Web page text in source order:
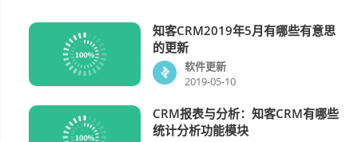
知客CRM2019年5月有哪些有意思
的更新
软件更新
2019-05-10
CRM报表与分析：知客CRM有哪些
统计分析功能模块